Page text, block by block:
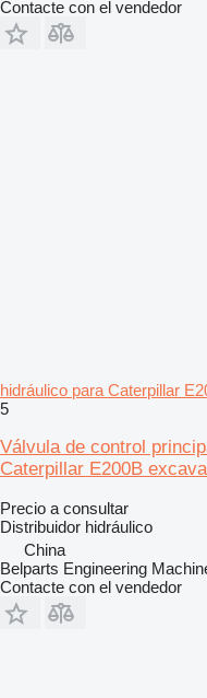
Contacte con el vendedor
hidráulico para Caterpillar
5
Válvula de control
Caterpillar E200B
Precio a consultar
Distribuidor hidráulico
China
Belparts Engineering
Contacte con el vendedor